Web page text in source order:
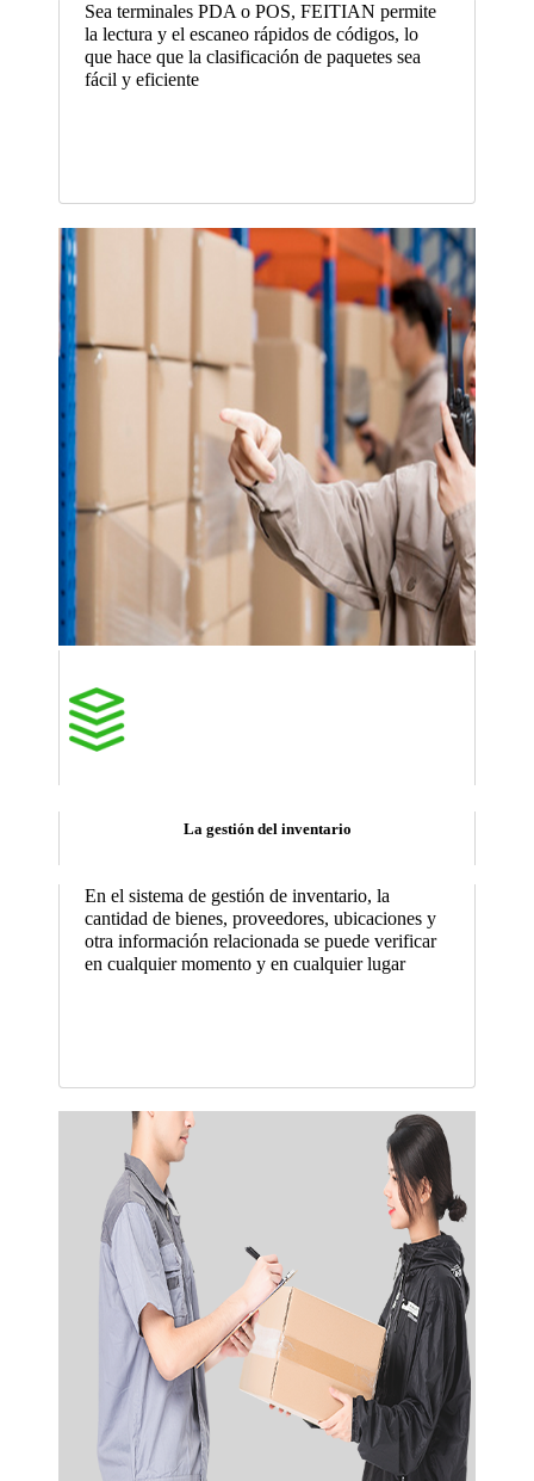
Sea terminales PDA o POS, FEITIAN permite
la lectura y el escaneo rápidos de códigos, lo
que hace que la clasificación de paquetes sea
fácil y eficiente
La gestión del inventario
En el sistema de gestión de inventario, la
cantidad de bienes, proveedores, ubicaciones y
otra información relacionada se puede verificar
en cualquier momento y en cualquier lugar